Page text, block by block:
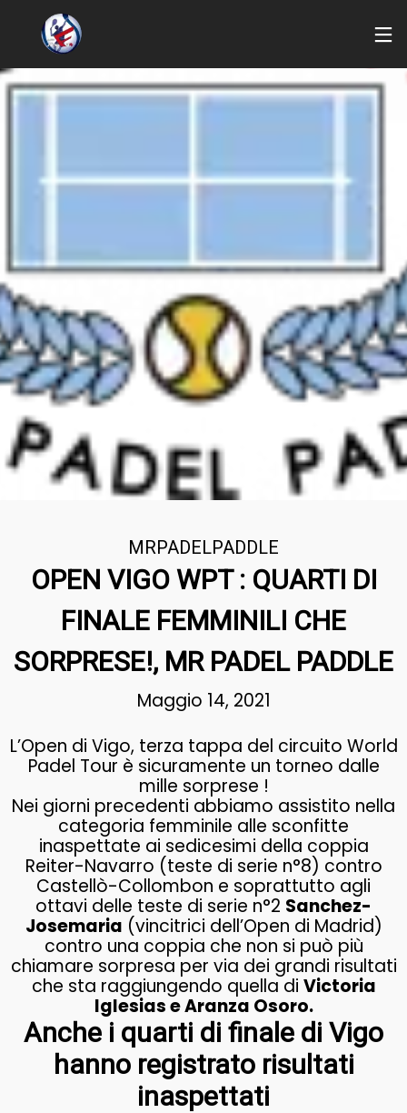
MRPADELPADDLE
OPEN VIGO WPT : QUARTI DI
FINALE FEMMINILI CHE
SORPRESE!, MR PADEL PADDLE
Maggio 14, 2021
L’Open di Vigo, terza tappa del circuito World
Padel Tour è sicuramente un torneo dalle
mille sorprese !
Nei giorni precedenti abbiamo assistito nella
categoria femminile alle sconfitte
inaspettate ai sedicesimi della coppia
Reiter-Navarro (teste di serie n°8) contro
Castellò-Collombon e soprattutto agli
ottavi delle teste di serie n°2 Sanchez-
Josemaria (vincitrici dell’Open di Madrid)
contro una coppia che non si può più
chiamare sorpresa per via dei grandi risultati
che sta raggiungendo quella di Victoria
Iglesias e Aranza Osoro.
Anche i quarti di finale di Vigo
hanno registrato risultati
inaspettati